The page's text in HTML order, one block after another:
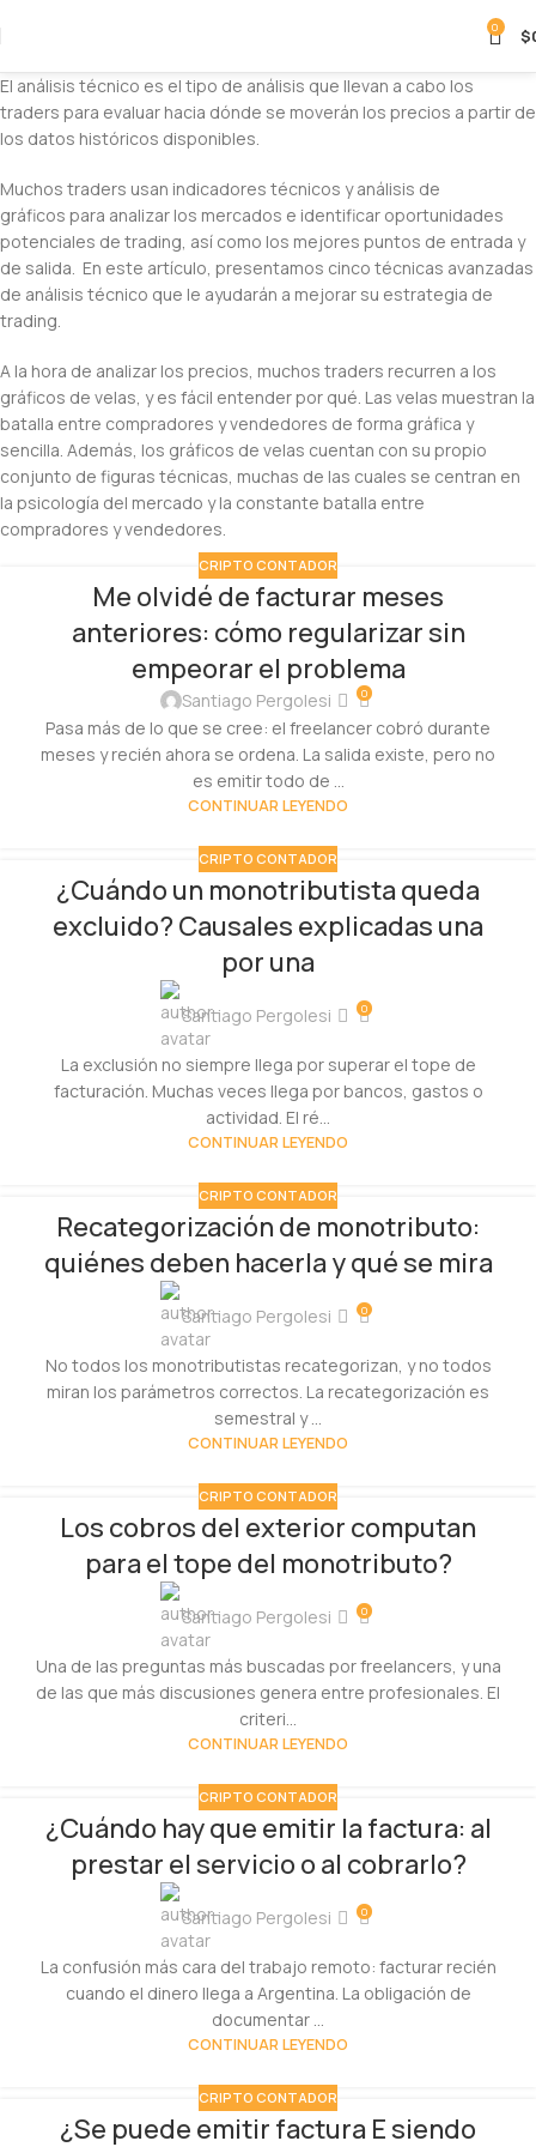
0 $
El análisis técnico es el tipo de análisis que llevan a cabo los
traders para evaluar hacia dónde se moverán los precios a partir de
los datos históricos disponibles.
Muchos traders usan indicadores técnicos y análisis de
gráficos para analizar los mercados e identificar oportunidades
potenciales de trading, así como los mejores puntos de entrada y
de salida. En este artículo, presentamos cinco técnicas avanzadas
de análisis técnico que le ayudarán a mejorar su estrategia de
trading.
A la hora de analizar los precios, muchos traders recurren a los
gráficos de velas, y es fácil entender por qué. Las velas muestran la
batalla entre compradores y vendedores de forma gráfica y
sencilla. Además, los gráficos de velas cuentan con su propio
conjunto de figuras técnicas, muchas de las cuales se centran en
la psicología del mercado y la constante batalla entre
compradores y vendedores.
CRIPTO CONTADOR
Me olvidé de facturar meses
anteriores: cómo regularizar sin
empeorar el problema
Santiago Pergolesi 0
Pasa más de lo que se cree: el freelancer cobró durante
meses y recién ahora se ordena. La salida existe, pero no
es emitir todo de ...
CONTINUAR LEYENDO
CRIPTO CONTADOR
¿Cuándo un monotributista queda
excluido? Causales explicadas una
por una
Santiago Pergolesi 0
La exclusión no siempre llega por superar el tope de
facturación. Muchas veces llega por bancos, gastos o
actividad. El ré...
CONTINUAR LEYENDO
CRIPTO CONTADOR
Recategorización de monotributo:
quiénes deben hacerla y qué se mira
Santiago Pergolesi 0
No todos los monotributistas recategorizan, y no todos
miran los parámetros correctos. La recategorización es
semestral y ...
CONTINUAR LEYENDO
CRIPTO CONTADOR
Los cobros del exterior computan
para el tope del monotributo?
Santiago Pergolesi 0
Una de las preguntas más buscadas por freelancers, y una
de las que más discusiones genera entre profesionales. El
criteri...
CONTINUAR LEYENDO
CRIPTO CONTADOR
¿Cuándo hay que emitir la factura: al
prestar el servicio o al cobrarlo?
Santiago Pergolesi 0
La confusión más cara del trabajo remoto: facturar recién
cuando el dinero llega a Argentina. La obligación de
documentar ...
CONTINUAR LEYENDO
CRIPTO CONTADOR
¿Se puede emitir factura E siendo
UNIRME A TELEGRAM